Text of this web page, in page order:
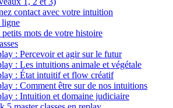
contact avec votre intuition
ligne
petits mots de votre histoire
: Percevoir et agir sur le futur
: Les intuitions animale et végétale
: État intuitif et flow créatif
: Comment être sur de nos intuitions
: Intuition et domaine judiciaire